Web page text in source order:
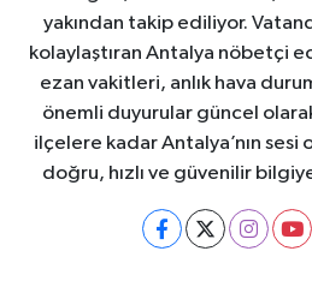
yakından takip ediliyor.
kolaylaştıran Antalya nöbetçi
ezan vakitleri, anlık hava
önemli duyurular güncel
ilçelere kadar Antalya’nın sesi
doğru, hızlı ve güvenilir